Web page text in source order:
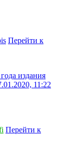
Перейти к
издания
11:22
Перейти к